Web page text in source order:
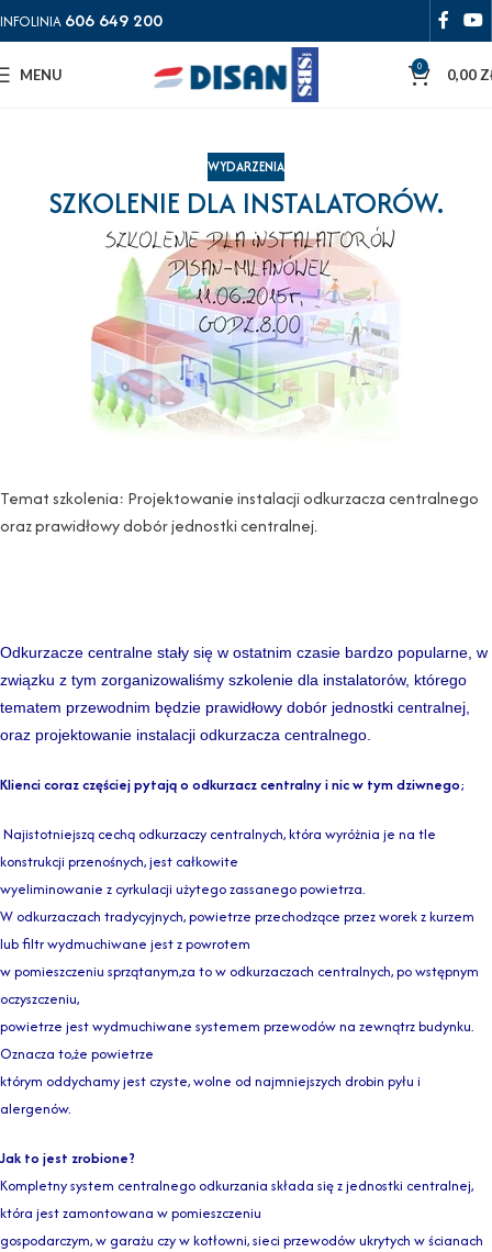
INFOLINIA 606 649 200
MENU 0 0,00
WYDARZENIA
SZKOLENIE DLA INSTALATORÓW.
Temat szkolenia: Projektowanie instalacji odkurzacza centralnego
oraz prawidłowy dobór jednostki centralnej.
Odkurzacze centralne stały się w ostatnim czasie bardzo popularne, w
związku z tym zorganizowaliśmy szkolenie dla instalatorów, którego
tematem przewodnim będzie prawidłowy dobór jednostki centralnej,
oraz projektowanie instalacji odkurzacza centralnego.
Klienci coraz częściej pytają o odkurzacz centralny i nic w tym dziwnego;
Najistotniejszą cechą odkurzaczy centralnych, która wyróżnia je na tle
konstrukcji przenośnych, jest całkowite
wyeliminowanie z cyrkulacji użytego zassanego powietrza.
W odkurzaczach tradycyjnych, powietrze przechodzące przez worek z kurzem
lub filtr wydmuchiwane jest z powrotem
w pomieszczeniu sprzątanym,za to w odkurzaczach centralnych, po wstępnym
oczyszczeniu,
powietrze jest wydmuchiwane systemem przewodów na zewnątrz budynku.
Oznacza to,że powietrze
którym oddychamy jest czyste, wolne od najmniejszych drobin pyłu i
alergenów.
Jak to jest zrobione?
Kompletny system centralnego odkurzania składa się z jednostki centralnej,
która jest zamontowana w pomieszczeniu
gospodarczym, w garażu czy w kotłowni, sieci przewodów ukrytych w ścianach